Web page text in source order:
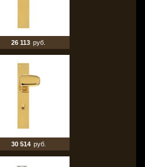
26 113 руб.
30 514 руб.